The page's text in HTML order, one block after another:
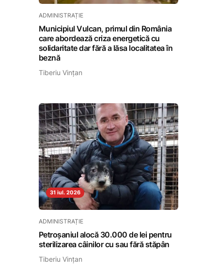
ADMINISTRAȚIE
Municipiul Vulcan, primul din România
care abordează criza energetică cu
solidaritate dar fără a lăsa localitatea în
beznă
Tiberiu Vințan
31 iul. 2026
ADMINISTRAȚIE
Petroșaniul alocă 30.000 de lei pentru
sterilizarea câinilor cu sau fără stăpân
Tiberiu Vințan